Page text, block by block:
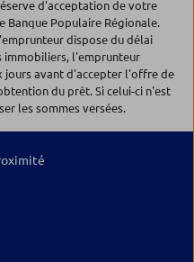
d'acceptation de votre
Banque Populaire Régionale.
dispose du délai
immobiliers, l'emprunteur
jours avant d'accepter l'offre de
du prêt. Si celui-ci n'est
les sommes versées.